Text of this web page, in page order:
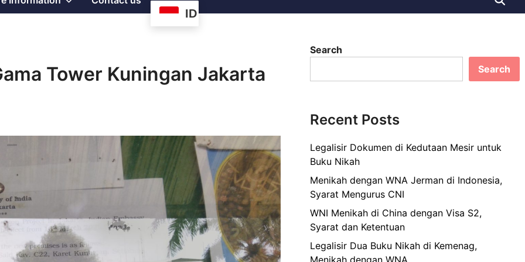
ID
Tower Kuningan Jakarta
Search
Search
Recent Posts
Legalisir Dokumen di Kedutaan Mesir untuk
Buku Nikah
Menikah dengan WNA Jerman di Indonesia,
Syarat Mengurus CNI
WNI Menikah di China dengan Visa S2,
Syarat dan Ketentuan
Legalisir Dua Buku Nikah di Kemenag,
Menikah dengan WNA